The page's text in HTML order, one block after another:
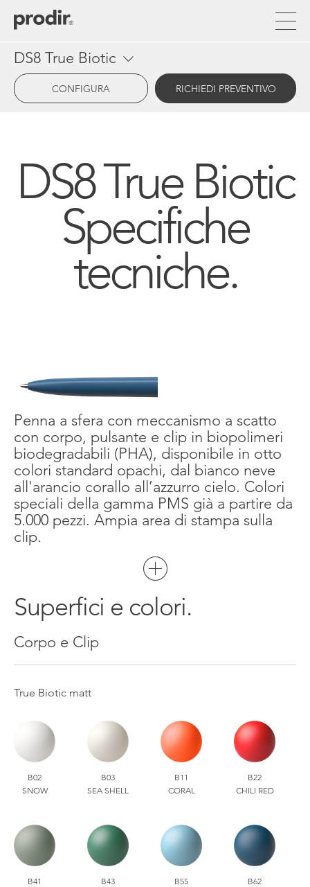
contenuto
DS8 True Biotic
CONFIGURA RICHIEDI PREVENTIVO
DS8 True Biotic
Specifiche
tecniche.
Penna a sfera con meccanismo a scatto
con corpo, pulsante e clip in biopolimeri
biodegradabili (PHA), disponibile in otto
colori standard opachi, dal bianco neve
all'arancio corallo all’azzurro cielo. Colori
speciali della gamma PMS già a partire da
5.000 pezzi. Ampia area di stampa sulla
clip.
Superfici e colori.
Corpo e Clip
True Biotic matt
B02
SNOW
B03
SEA SHELL
B11
CORAL
B22
CHILI RED
B41
B43
B55
B62